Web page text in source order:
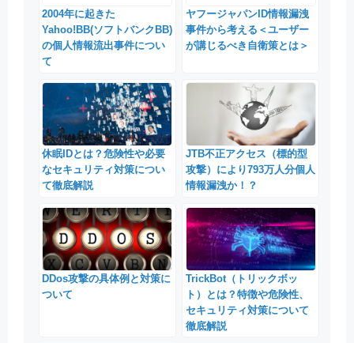
2004年に起きた
Yahoo!BB(ソフトバンクBB)
の個人情報流出事件につい
て
ヤフージャパンID情報漏洩
事件から考える＜ユーザー
が講じるべき自衛策とは＞
休眠IDとは？危険性や必要
なセキュリティ対策につい
て徹底解説
JTB不正アクセス（標的型
攻撃）により793万人分個人
情報漏洩か！？
DDos攻撃の具体例と対策に
ついて
TrickBot（トリックボッ
ト）とは？特徴や危険性、
セキュリティ対策について
徹底解説